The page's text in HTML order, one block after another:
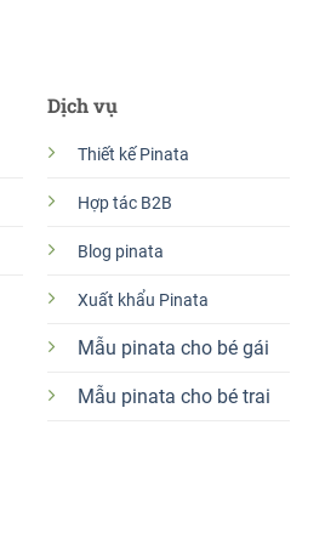
Dịch vụ
Thiết kế Pinata
Hợp tác B2B
Blog pinata
Xuất khẩu Pinata
Mẫu pinata cho bé gái
Mẫu pinata cho bé trai